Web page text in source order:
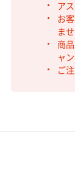
ア
お
ませ
商
ャ
ご